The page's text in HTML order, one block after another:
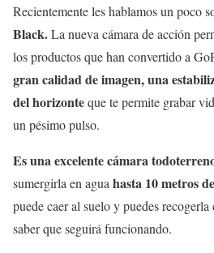
Recientemente les hablamos un poco
Black.La nueva cámara de acción
los productos que han convertido a
gran calidad de imagen, una
del horizonteque te permite grabar
un pésimo pulso.
Es una excelente cámara
sumergirla en agua hasta 10 metros
puede caer al suelo y puedes
saber que seguirá funcionando.